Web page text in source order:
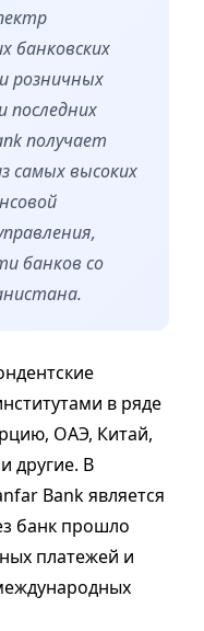
банковских
розничных
получает
самых высоких
банков со
в ряде
ОАЭ, Китай,
другие. В
Bank является
банк прошло
платежей и